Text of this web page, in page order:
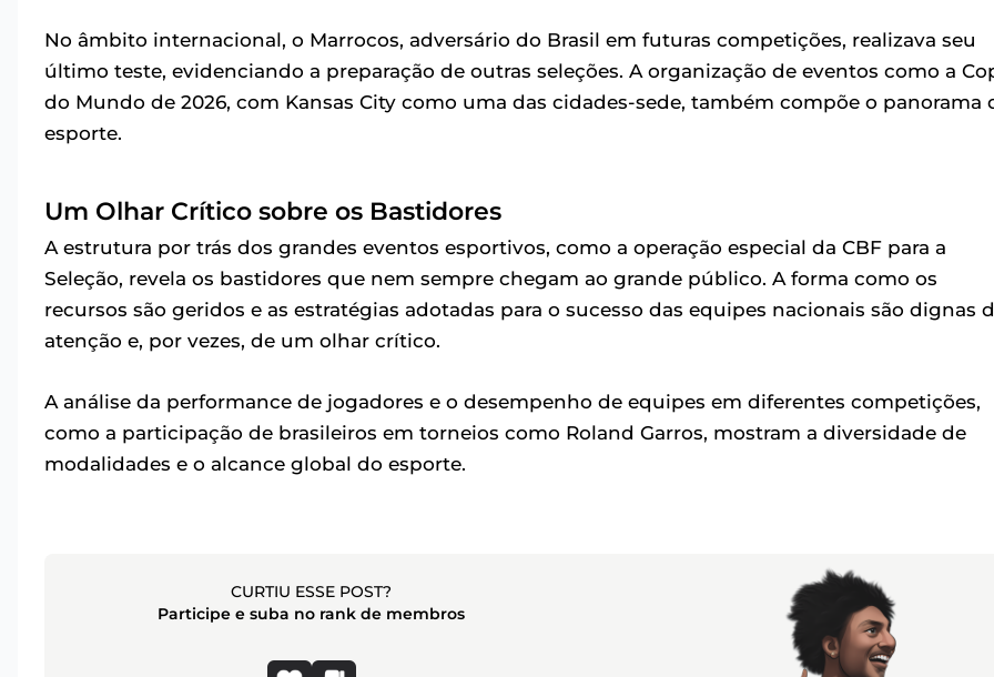
No âmbito internacional, o Marrocos, adversário do Brasil em futuras competições, realizava seu
último teste, evidenciando a preparação de outras seleções. A organização de eventos como a
do Mundo de 2026, com Kansas City como uma das cidades-sede, também compõe o panorama
esporte.
Um Olhar Crítico sobre os Bastidores
A estrutura por trás dos grandes eventos esportivos, como a operação especial da CBF para a
Seleção, revela os bastidores que nem sempre chegam ao grande público. A forma como os
recursos são geridos e as estratégias adotadas para o sucesso das equipes nacionais são dignas
atenção e, por vezes, de um olhar crítico.
A análise da performance de jogadores e o desempenho de equipes em diferentes competições,
como a participação de brasileiros em torneios como Roland Garros, mostram a diversidade de
modalidades e o alcance global do esporte.
CURTIU ESSE POST?
Participe e suba no rank de membros